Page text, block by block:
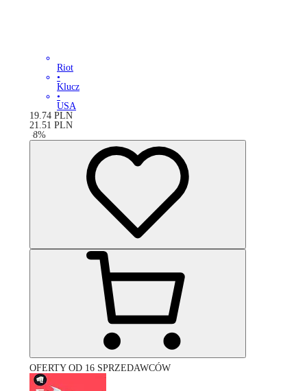
Riot
•
Klucz
•
USA
19.74 PLN
21.51 PLN
-8%
OFERTY OD 16 SPRZEDAWCÓW